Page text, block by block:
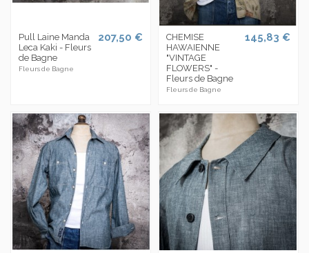
Pull Laine Manda
Leca Kaki - Fleurs
de Bagne
Fleurs de Bagne
207,50 €
CHEMISE
HAWAIENNE
"VINTAGE
FLOWERS" -
Fleurs de Bagne
Fleurs de Bagne
145,83 €